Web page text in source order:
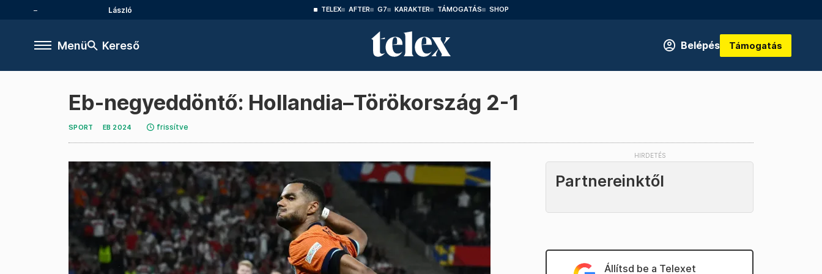
László TELEX AFTER G7 KARAKTER TÁMOGATÁS SHOP
Menü Kereső Belépés Támogatás
Eb-negyeddöntő: Hollandia–Törökország 2-1
SPORT EB 2024 frissítve
Partnereinktől
Állítsd be a Telexet